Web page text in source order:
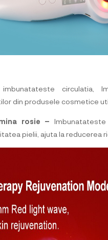
circulatia,
din produsele cosmetice
rosie –
pielii, ajuta la reducerea